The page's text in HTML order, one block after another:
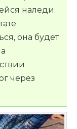
наледи.
она будет
через